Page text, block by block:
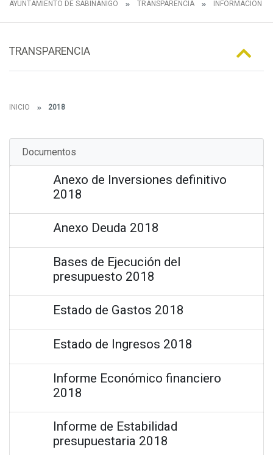
AYUNTAMIENTO DE SABIÑÁNIGO TRANSPARENCIA INFORMACIÓN
TRANSPARENCIA
INICIO 2018
Documentos
Anexo de Inversiones definitivo
2018
Anexo Deuda 2018
Bases de Ejecución del
presupuesto 2018
Estado de Gastos 2018
Estado de Ingresos 2018
Informe Económico financiero
2018
Informe de Estabilidad
presupuestaria 2018